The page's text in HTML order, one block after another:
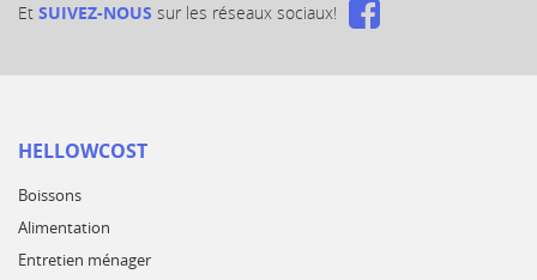
Et SUIVEZ-NOUS sur les réseaux sociaux!
HELLOWCOST
Boissons
Alimentation
Entretien ménager